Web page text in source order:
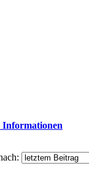
Informationen